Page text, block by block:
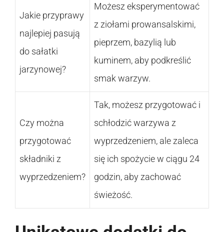
Jakie przyprawy
najlepiej pasują
do sałatki
jarzynowej?
Możesz eksperymentować
z ziołami prowansalskimi,
pieprzem, bazylią lub
kuminem, aby podkreślić
smak warzyw.
Czy można
przygotować
składniki z
wyprzedzeniem?
Tak, możesz przygotować i
schłodzić warzywa z
wyprzedzeniem, ale zaleca
się ich spożycie w ciągu 24
godzin, aby zachować
świeżość.